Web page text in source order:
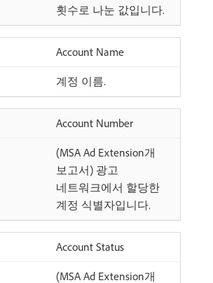
횟수로 나눈 값입니다.
Account Name
계정 이름.
Account Number
(MSA Ad Extension개
보고서) 광고
네트워크에서 할당한
계정 식별자입니다.
Account Status
(MSA Ad Extension개